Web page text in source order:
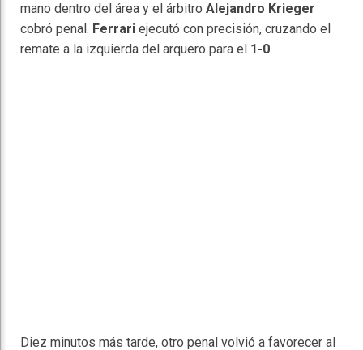
mano dentro del área y el árbitro Alejandro Krieger
cobró penal. Ferrari ejecutó con precisión, cruzando el
remate a la izquierda del arquero para el 1-0.
Diez minutos más tarde, otro penal volvió a favorecer al